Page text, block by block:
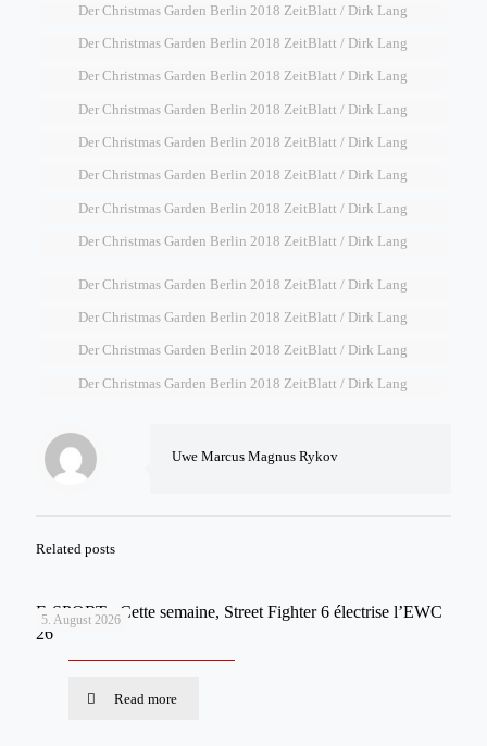
Der Christmas Garden Berlin 2018 ZeitBlatt / Dirk Lang
Der Christmas Garden Berlin 2018 ZeitBlatt / Dirk Lang
Der Christmas Garden Berlin 2018 ZeitBlatt / Dirk Lang
Der Christmas Garden Berlin 2018 ZeitBlatt / Dirk Lang
Der Christmas Garden Berlin 2018 ZeitBlatt / Dirk Lang
Der Christmas Garden Berlin 2018 ZeitBlatt / Dirk Lang
Der Christmas Garden Berlin 2018 ZeitBlatt / Dirk Lang
Der Christmas Garden Berlin 2018 ZeitBlatt / Dirk Lang
Der Christmas Garden Berlin 2018 ZeitBlatt / Dirk Lang
Der Christmas Garden Berlin 2018 ZeitBlatt / Dirk Lang
Der Christmas Garden Berlin 2018 ZeitBlatt / Dirk Lang
Der Christmas Garden Berlin 2018 ZeitBlatt / Dirk Lang
Uwe Marcus Magnus Rykov
Related posts
5. August 2026
E-SPORT : Cette semaine, Street Fighter 6 électrise l’EWC
26
Read more